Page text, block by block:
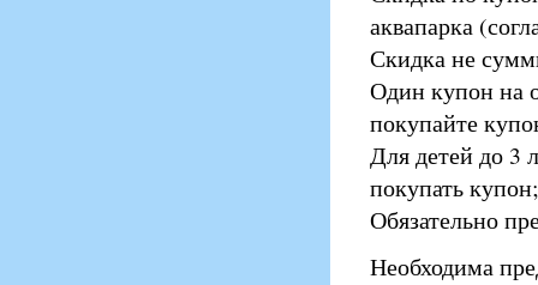
аквапарка
Скидка не
Один купон на
покупайте
Для детей до 3
покупать купон;
Обязательно
Необходима